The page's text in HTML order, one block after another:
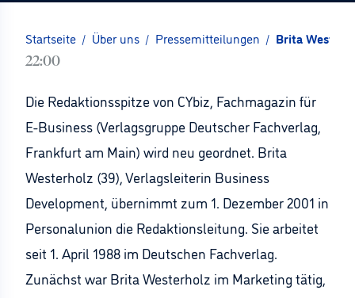
Startseite / Über uns / Pressemitteilungen / Brita
22:00
Die Redaktionsspitze von CYbiz, Fachmagazin für
E-Business (Verlagsgruppe Deutscher Fachverlag,
Frankfurt am Main) wird neu geordnet. Brita
Westerholz (39), Verlagsleiterin Business
Development, übernimmt zum 1. Dezember 2001 in
Personalunion die Redaktionsleitung. Sie arbeitet
seit 1. April 1988 im Deutschen Fachverlag.
Zunächst war Brita Westerholz im Marketing tätig,